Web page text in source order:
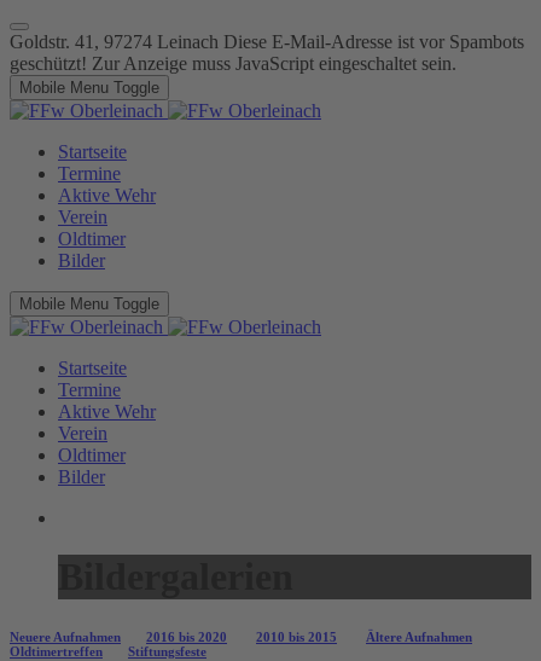
Goldstr. 41, 97274 Leinach Diese E-Mail-Adresse ist vor Spambots
geschützt! Zur Anzeige muss JavaScript eingeschaltet sein.
Mobile Menu Toggle
Startseite
Termine
Aktive Wehr
Verein
Oldtimer
Bilder
Mobile Menu Toggle
Startseite
Termine
Aktive Wehr
Verein
Oldtimer
Bilder
Neuere Aufnahmen 2016 bis 2020 2010 bis 2015
Ältere Aufnahmen
Oldtimertreffen
Stiftungsfeste